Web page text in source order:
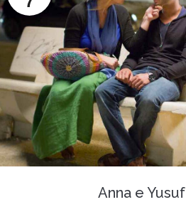
Anna e Yusuf